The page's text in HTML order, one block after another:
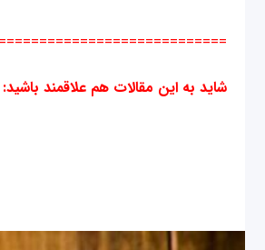
شاید به این مقالات هم علاقمند باشید: